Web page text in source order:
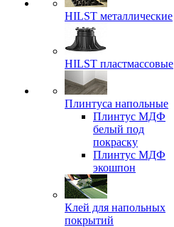
HILST металлические
HILST пластмассовые
Плинтуса напольные
Плинтус МДФ
белый под
покраску
Плинтус МДФ
экошпон
Клей для напольных
покрытий